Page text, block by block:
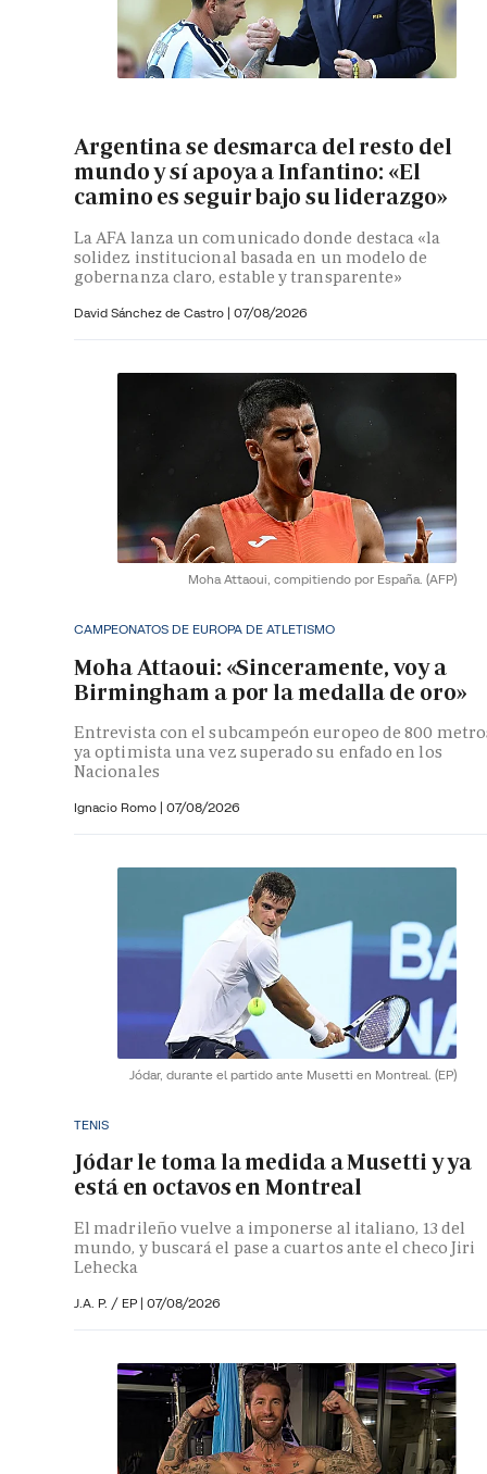
Argentina se desmarca del resto del
mundo y sí apoya a Infantino: «El
camino es seguir bajo su liderazgo»
La AFA lanza un comunicado donde destaca «la
solidez institucional basada en un modelo de
gobernanza claro, estable y transparente»
David Sánchez de Castro | 07/08/2026
Moha Attaoui, compitiendo por España. (AFP)
CAMPEONATOS DE EUROPA DE ATLETISMO
Moha Attaoui: «Sinceramente, voy a
Birmingham a por la medalla de oro»
Entrevista con el subcampeón europeo de 800
ya optimista una vez superado su enfado en los
Nacionales
Ignacio Romo | 07/08/2026
Jódar, durante el partido ante Musetti en Montreal. (EP)
TENIS
Jódar le toma la medida a Musetti y ya
está en octavos en Montreal
El madrileño vuelve a imponerse al italiano, 13 del
mundo, y buscará el pase a cuartos ante el checo Jiri
Lehecka
J.A. P. / EP | 07/08/2026